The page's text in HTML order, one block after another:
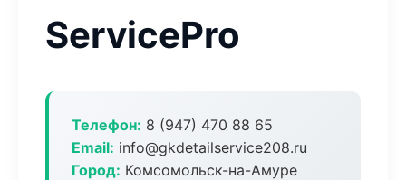
ServicePro
Телефон: 8 (947) 470 88 65
Email: info@gkdetailservice208.ru
Город: Комсомольск-на-Амуре